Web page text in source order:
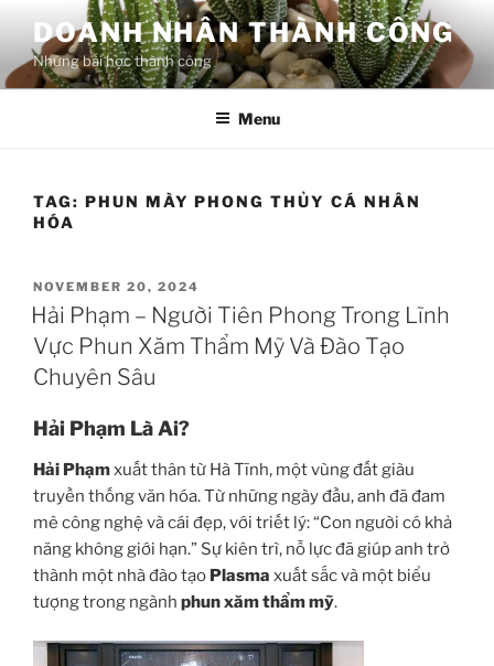
content
DOANH NHÂN THÀNH CÔNG
Những bài học thành công
Menu
TAG: PHUN MÀY PHONG THỦY CÁ NHÂN
HÓA
POSTED
ON
NOVEMBER 20, 2024
Hải Phạm – Người Tiên Phong Trong Lĩnh
Vực Phun Xăm Thẩm Mỹ Và Đào Tạo
Chuyên Sâu
Hải Phạm Là Ai?
Hải Phạmxuất thân từ Hà Tĩnh, một vùng đất giàu
truyền thống văn hóa. Từ những ngày đầu, anh đã đam
mê công nghệ và cái đẹp, với triết lý: “Con người có khả
năng không giới hạn.” Sự kiên trì, nỗ lực đã giúp anh trở
thành một nhà đào tạo Plasma xuất sắc và một biểu
tượng trong ngành phun xăm thẩm mỹ.